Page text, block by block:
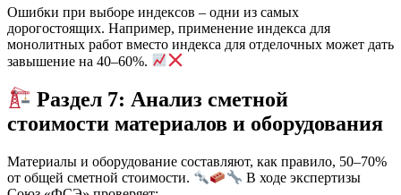
Ошибки при выборе индексов – одни из самых
дорогостоящих. Например, применение индекса для
монолитных работ вместо индекса для отделочных может дать
завышение на 40–60%.
Раздел 7: Анализ сметной
стоимости материалов и оборудования
Материалы и оборудование составляют, как правило, 50–70%
от общей сметной стоимости.
В ходе экспертизы